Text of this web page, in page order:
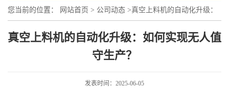
您当前的位置： 网站首页 > 公司动态 >真空上料机的自动化升级：
如何实现无人值守生产？
真空上料机的自动化升级：如何实现无人值
守生产？
发表时间：2025-06-05